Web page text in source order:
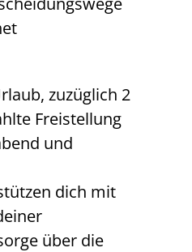
zuzüglich 2
Freistellung
und
dich mit
über die